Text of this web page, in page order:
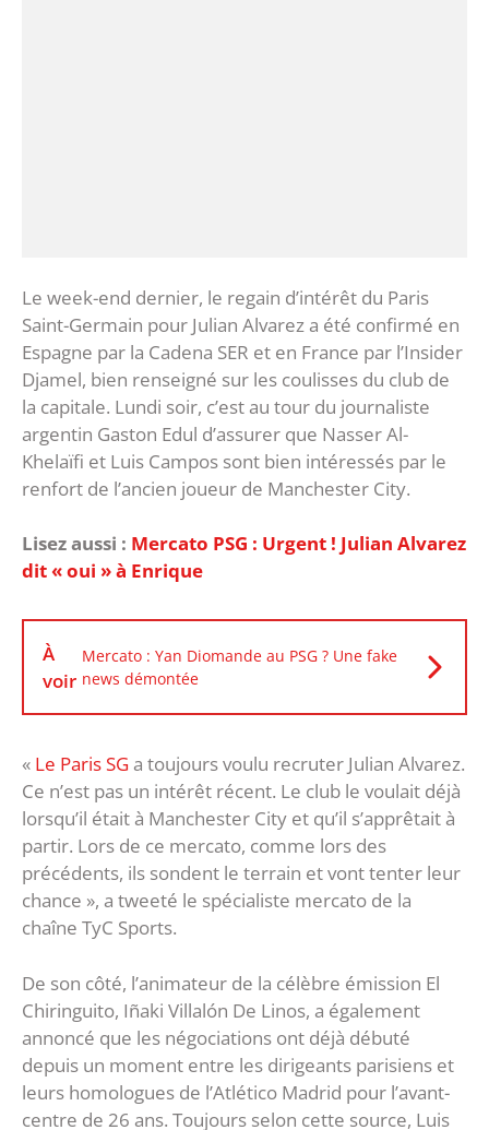
Le week-end dernier, le regain d’intérêt du Paris
Saint-Germain pour Julian Alvarez a été confirmé en
Espagne par la Cadena SER et en France par l’Insider
Djamel, bien renseigné sur les coulisses du club de
la capitale. Lundi soir, c’est au tour du journaliste
argentin Gaston Edul d’assurer que Nasser Al-
Khelaïfi et Luis Campos sont bien intéressés par le
renfort de l’ancien joueur de Manchester City.
Lisez aussi : Mercato PSG : Urgent ! Julian Alvarez
dit « oui » à Enrique
À
voir
Mercato : Yan Diomande au PSG ? Une fake
news démontée
« Le Paris SG a toujours voulu recruter Julian Alvarez.
Ce n’est pas un intérêt récent. Le club le voulait déjà
lorsqu’il était à Manchester City et qu’il s’apprêtait à
partir. Lors de ce mercato, comme lors des
précédents, ils sondent le terrain et vont tenter leur
chance », a tweeté le spécialiste mercato de la
chaîne TyC Sports.
De son côté, l’animateur de la célèbre émission El
Chiringuito, Iñaki Villalón De Linos, a également
annoncé que les négociations ont déjà débuté
depuis un moment entre les dirigeants parisiens et
leurs homologues de l’Atlético Madrid pour l’avant-
centre de 26 ans. Toujours selon cette source, Luis